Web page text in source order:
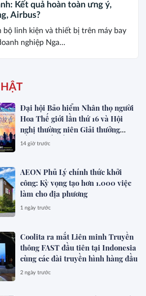
Kết quả hoàn toàn ưng ý,
Airbus?
bộ linh kiện và thiết bị trên máy bay
nghiệp Nga...
Đại hội Bảo hiểm Nhân thọ người
Hoa Thế giới lần thứ 16 và Hội
nghị thường niên Giải thưởng
Rồng Quốc tế (IDA) 2026 được tổ
14 giờ trước
AEON Phủ Lý chính thức khởi
công: Kỳ vọng tạo hơn 1.000 việc
làm cho địa phương
1 ngày trước
Coolita ra mắt Liên minh Truyền
thông FAST đầu tiên tại Indonesia
cùng các đài truyền hình hàng đầu
2 ngày trước